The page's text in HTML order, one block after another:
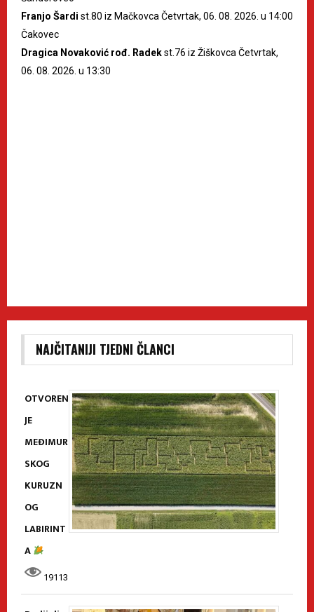
Franjo Šardi st.80 iz Mačkovca Četvrtak, 06. 08. 2026. u 14:00
Čakovec
Dragica Novaković rođ. Radekst.76 iz Žiškovca Četvrtak,
06. 08. 2026. u 13:30
NAJČITANIJI TJEDNI ČLANCI
OTVOREN
JE
MEĐIMUR
SKOG
KURUZN
OG
LABIRINT
A
19113